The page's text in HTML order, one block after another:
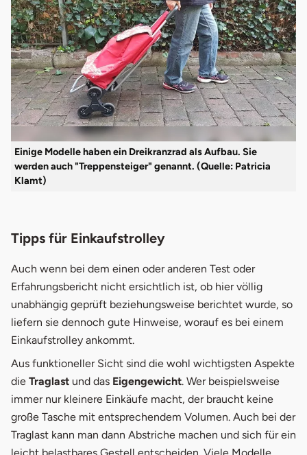
Einige Modelle haben ein Dreikranzrad als Aufbau. Sie
werden auch "Treppensteiger" genannt. (Quelle: Patricia
Klamt)
Tipps für Einkaufstrolley
Auch wenn bei dem einen oder anderen Test oder
Erfahrungsbericht nicht ersichtlich ist, ob hier völlig
unabhängig geprüft beziehungsweise berichtet wurde, so
liefern sie dennoch gute Hinweise, worauf es bei einem
Einkaufstrolley ankommt.
Aus funktioneller Sicht sind die wohl wichtigsten Aspekte
die Traglast und das Eigengewicht. Wer beispielsweise
immer nur kleinere Einkäufe macht, der braucht keine
große Tasche mit entsprechendem Volumen. Auch bei der
Traglast kann man dann Abstriche machen und sich für ein